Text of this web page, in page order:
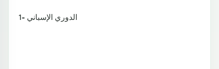
1- الدوري الإسباني